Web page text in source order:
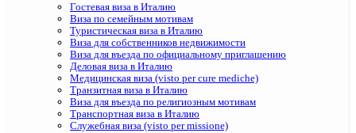
Гостевая виза в Италию
Виза по семейным мотивам
Туристическая виза в Италию
Виза для собственников недвижимости
Виза для въезда по официальному приглашению
Деловая виза в Италию
Медицинская виза (visto per cure mediche)
Транзитная виза в Италию
Виза для въезда по религиозным мотивам
Транспортная виза в Италию
Служебная виза (visto per missione)